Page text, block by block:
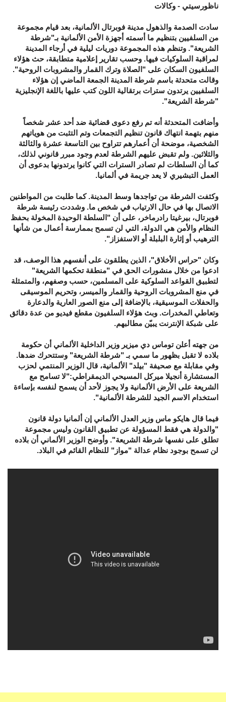
ناظورسيتي - وكالات
سادت الصدمة والذهول مدينة فوبرتال الألمانية، بعد قيام مجموعة
من السلفيين بتنظيم ما أسمته أجهزة الأمن الألمانية بـ"شرطة
الشريعة". وتنظم هذه المجموعة دوريات ليلية في أرجاء المدينة
لمراقبة السلوكيات فيها. وحسب تقارير إعلامية متطابقة، حث هؤلاء
السلفيون السكان على "الصلاة وترك القمار والمشروبات الروحية".
وقالت متحدثة باسم شرطة المدينة الجمعة الماضي إن هؤلاء
السلفيين يرتدون سترات برتقالية اللون كتب عليها باللغة الإنجليزية
"شرطة الشريعة".
وأضافت المتحدثة أنه تم رفع دعوى قضائية ضد أحد عشر شخصاً
منهم بتهمة انتهاك قانون تنظيم التجمعات وتم التثبت من هوياتهم
الشخصية، موضحة أن أعمارهم تتراوح بين التاسعة عشرة والثالثة
والثلاثين. ولم تقبض عليهم الشرطة لعدم وجود مبرر قانوني لذلك،
كما أن السلطات لم تصادر السترات التي كانوا يرتدونها بدعوى أن
العمل التبشيري لا يعد جريمة في ألمانيا.
وكثفت الشرطة من تواجدها وسط المدينة. كما طلبت من المواطنين
الاتصال بها في حال الارتياب في شخص ما. وشددت رئيسة شرطة
فوبرتال، بيرغيتا رادرماخر، على أن "السلطة الوحيدة المخولة بحفظ
النظام والأمن هي الدولة، التي لن تسمح بممارسة أعمال من شأنها
الترهيب أو إثارة البلبلة أو الاستفزاز".
وكان "حراس الأخلاق"، الذين يطلقون على أنفسهم هذا الوصف، قد
ادعوا من خلال منشورات الحق في "منطقة تحكمها الشريعة"
لتطبيق القواعد السلوكية على المسلمين، حسب وصفهم، والمتمثلة
في منع المشروبات الروحية والقمار والميسر، وتحريم الموسيقى
والحفلات الموسيقية، بالإضافة إلى منع الصور العارية والدعارة
وتعاطي المخدرات. وبث هؤلاء السلفيون مقطع فيديو من عدة دقائق
على شبكة الإنترنت يبيّن مطالبهم.
من جهته أعلن توماس دي ميزير وزير الداخلية الألماني أن حكومة
بلاده لا تقبل بظهور ما سمي بـ "شرطة الشريعة" وستتحرك ضدها.
وفي مقابلة مع صحيفة "بيلد" الألمانية، قال الوزير المنتمي لحزب
المستشارة أنجيلا ميركل المسيحي الديمقراطي:"لا تسامح مع
الشريعة على الأرض الألمانية ولا يجوز لأحد أن يسمح لنفسه بإساءة
استخدام الاسم الجيد للشرطة الألمانية".
فيما قال هايكو ماس وزير العدل الألماني إن ألمانيا دولة قانون
"والدولة هي فقط المسؤولة عن تطبيق القانون وليس مجموعة
تطلق على نفسها شرطة الشريعة". وأوضح الوزير الألماني أن بلاده
لن تسمح بوجود نظام عدالة "مواز" للنظام القائم في البلاد.